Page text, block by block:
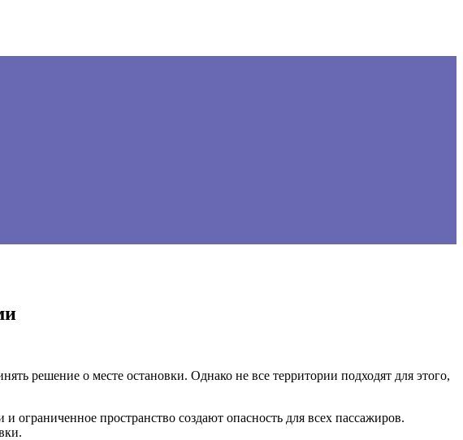
решение о месте остановки. Однако не все территории подходят для этого,
ограниченное пространство создают опасность для всех пассажиров.